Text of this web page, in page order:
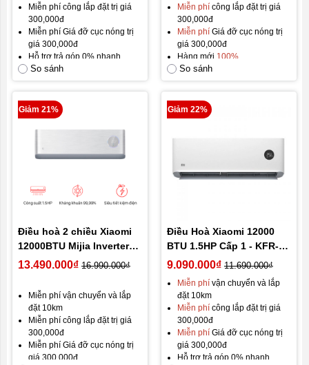
Miễn phí công lắp đặt trị giá
300,000đ
Miễn phí Giá đỡ cục nóng trị
giá 300,000đ
Hỗ trợ trả góp 0% nhanh
chóng
Hàng mới 100%
Brandnew Fullbox
Bảo hành 12 tháng, đổi mới
trong 30 ngày đầu.
GIÁ TỐT NHẤT THỊ TRƯỜNG
So sánh
Miễn phí công lắp đặt trị giá
300,000đ
Miễn phí Giá đỡ cục nóng trị
giá 300,000đ
Hàng mới 100%
Brandnew Fullbox
GIÁ TỐT NHẤT THỊ
TRƯỜNG!
So sánh
Giảm 21%
Điều hoà 2 chiều Xiaomi
12000BTU Mijia Inverter
F5A1 Pro – 1.5HP/KFR-
13.490.000₫ 16.990.000₫
Miễn phí vận chuyển và lắp
đặt 10km
Miễn phí công lắp đặt trị giá
300,000đ
Miễn phí Giá đỡ cục nóng trị
giá 300,000đ
Giảm 22%
Điều Hoà Xiaomi 12000
BTU 1.5HP Cấp 1 - KFR-
35GW/N1A1
9.090.000₫ 11.690.000₫
Miễn phí vận chuyển và lắp
đặt 10km
Miễn phí công lắp đặt trị giá
300,000đ
Miễn phí Giá đỡ cục nóng trị
giá 300,000đ
Hỗ trợ trả góp 0% nhanh